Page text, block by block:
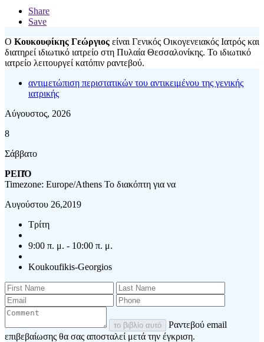
Share
Save
Ο Κουκουφίκης Γεώργιος είναι Γενικός Οικογενειακός Ιατρός και
διατηρεί ιδιωτικό ιατρείο στη Πυλαία Θεσσαλονίκης. Το ιδιωτικό
ιατρείο λειτουργεί κατόπιν ραντεβού.
αντιμετώπιση περιστατικών του αντικειμένου της γενικής
ιατρικής
Αύγουστος, 2026
8
Σάββατο
ΡΕΠΌ
Timezone: Europe/Athens Το διακόπτη για να
Αυγούστου 26,2019
Τρίτη
9:00 π. μ. - 10:00 π. μ.
Koukoufikis-Georgios
το βιβλίο αυτό
Ραντεβού email
επιβεβαίωσης θα σας αποσταλεί μετά την έγκριση.